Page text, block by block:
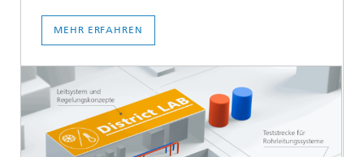
MEHR ERFAHREN